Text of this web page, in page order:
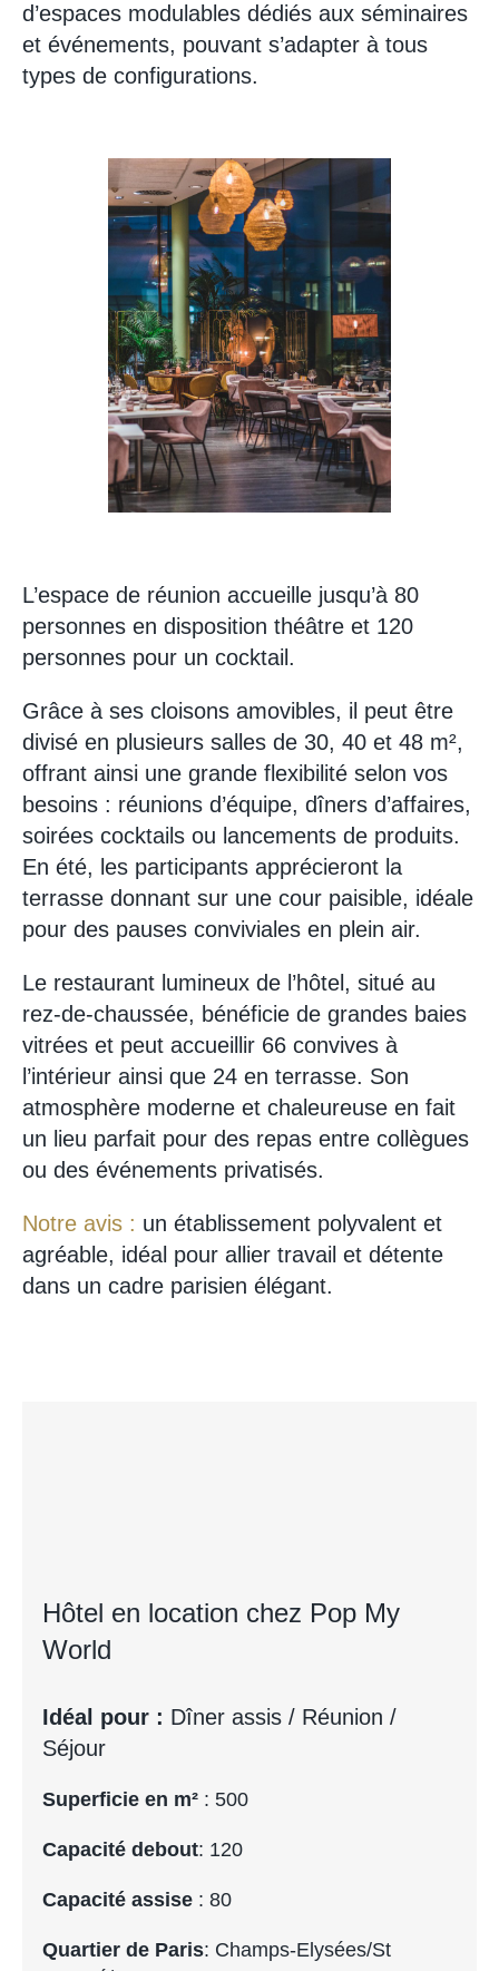
d’espaces modulables dédiés aux séminaires
et événements, pouvant s’adapter à tous
types de configurations.
L’espace de réunion accueille jusqu’à 80
personnes en disposition théâtre et 120
personnes pour un cocktail.
Grâce à ses cloisons amovibles, il peut être
divisé en plusieurs salles de 30, 40 et 48 m²,
offrant ainsi une grande flexibilité selon vos
besoins : réunions d’équipe, dîners d’affaires,
soirées cocktails ou lancements de produits.
En été, les participants apprécieront la
terrasse donnant sur une cour paisible, idéale
pour des pauses conviviales en plein air.
Le restaurant lumineux de l’hôtel, situé au
rez-de-chaussée, bénéficie de grandes baies
vitrées et peut accueillir 66 convives à
l’intérieur ainsi que 24 en terrasse. Son
atmosphère moderne et chaleureuse en fait
un lieu parfait pour des repas entre collègues
ou des événements privatisés.
Notre avis : un établissement polyvalent et
agréable, idéal pour allier travail et détente
dans un cadre parisien élégant.
Hôtel en location chez Pop My
World
Idéal pour : Dîner assis / Réunion /
Séjour
Superficie en m² : 500
Capacité debout: 120
Capacité assise : 80
Quartier de Paris: Champs-Elysées/St